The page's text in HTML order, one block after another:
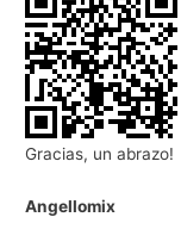
Gracias, un abrazo!
Angellomix